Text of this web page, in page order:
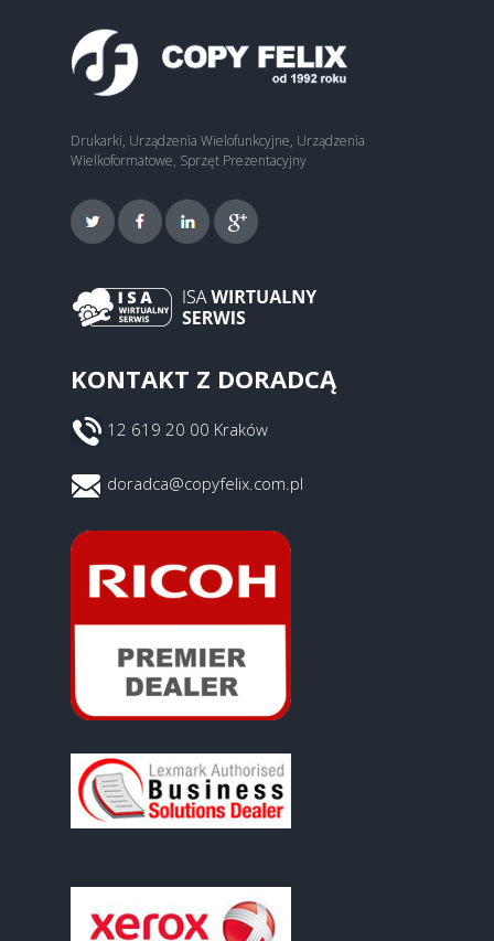
Drukarki, Urządzenia Wielofunkcyjne, Urządzenia
Wielkoformatowe, Sprzęt Prezentacyjny
KONTAKT Z DORADCĄ
12 619 20 00 Kraków
doradca@copyfelix.com.pl